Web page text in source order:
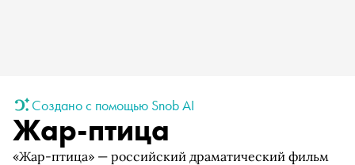
Создано с помощью Snob AI
Жар-птица
«Жар-птица» — российский драматический фильм